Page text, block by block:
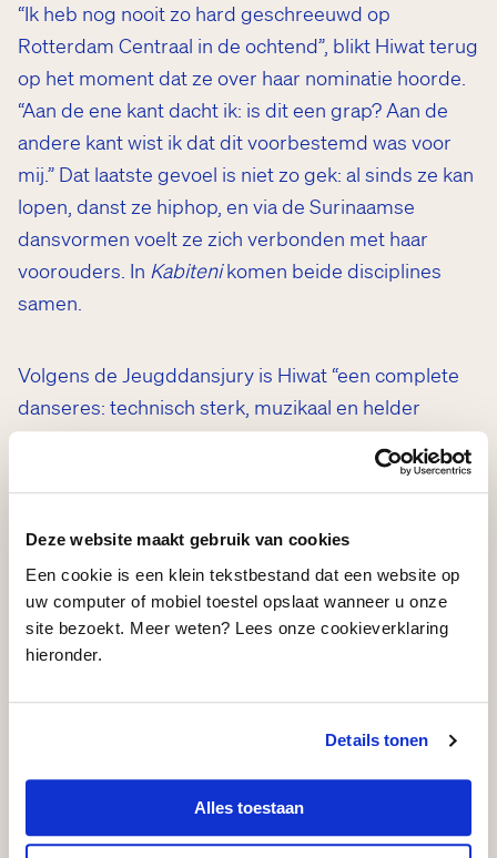
Deze website maakt gebruik van cookies
Een cookie is een klein tekstbestand dat een website op
uw computer of mobiel toestel opslaat wanneer u onze
site bezoekt. Meer weten? Lees onze cookieverklaring
hieronder.
Details tonen
Alles toestaan
“Ik heb nog nooit zo hard geschreeuwd op
Rotterdam Centraal in de ochtend”, blikt Hiwat terug
op het moment dat ze over haar nominatie hoorde.
“Aan de ene kant dacht ik: is dit een grap? Aan de
andere kant wist ik dat dit voorbestemd was voor
mij.” Dat laatste gevoel is niet zo gek: al sinds ze kan
lopen, danst ze hiphop, en via de Surinaamse
dansvormen voelt ze zich verbonden met haar
voorouders. In Kabitenikomen beide disciplines
samen.
Volgens de Jeugddansjury is Hiwat “een complete
danseres: technisch sterk, muzikaal en helder
aanwezig op het podium. Ze ademt met de muziek,
en dat is in elke beweging zichtbaar. Ze schakelt
naar kleine details en blijft daarin steeds
geloofwaardig. Het publiek volgt haar zonder
moeite.”
Summer Dance Forever X VandenEnde Foundation
, bedoeld voor jong
Lloydscompany ontving voor de totstandkoming
van ‘Kabiteni’ ook een bijdrage namens VDEF.